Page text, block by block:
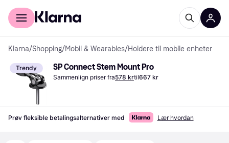
For kunder
Klarna/Shopping/Mobil & Wearables/Holdere til mobile enheter
Trendy SP Connect Stem Mount Pro
Sammenlign priser fra578 krtil667 kr
Prøv fleksible betalingsalternativer med Lær hvordan